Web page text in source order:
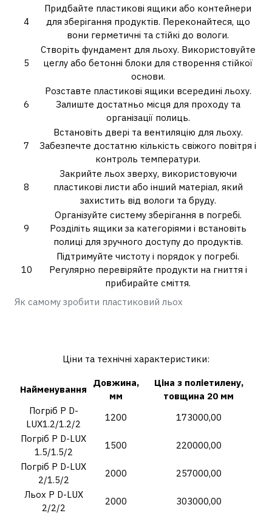
Як самому зробити пластиковий льох
4
Придбайте пластикові ящики або контейнери
для зберігання продуктів. Переконайтеся, що
вони герметичні та стійкі до вологи.
5
Створіть фундамент для льоху. Використовуйте
цеглу або бетонні блоки для створення стійкої
основи.
6
Розставте пластикові ящики всередині льоху.
Залиште достатньо місця для проходу та
організації полиць.
7
Встановіть двері та вентиляцію для льоху.
Забезпечте достатню кількість свіжого повітря і
контроль температури.
8
Закрийте льох зверху, використовуючи
пластикові листи або інший матеріал, який
захистить від вологи та бруду.
9
Організуйте систему зберігання в погребі.
Розділіть ящики за категоріями і встановіть
полиці для зручного доступу до продуктів.
10
Підтримуйте чистоту і порядок у погребі.
Регулярно перевіряйте продукти на гниття і
прибирайте сміття.
Ціни та технічні характеристики:
Найменування
Довжина,
мм
Ціна з поліетилену,
товщина 20 мм
Погріб P D-
LUX1.2/1.2/2
1200
173000,00
Погріб P D-LUX
1.5/1.5/2
1500
220000,00
Погріб P D-LUX
2/1.5/2
2000
257000,00
Льох P D-LUX
2/2/2
2000 303000,00